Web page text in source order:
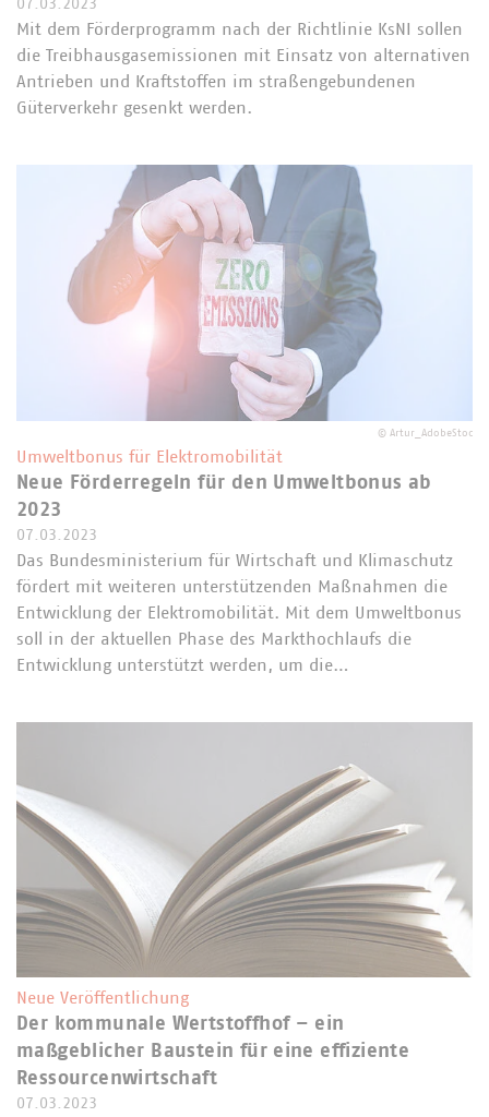
07.03.2023
Mit dem Förderprogramm nach der Richtlinie KsNI sollen
die Treibhausgasemissionen mit Einsatz von alternativen
Antrieben und Kraftstoffen im straßengebundenen
Güterverkehr gesenkt werden.
© Artur_AdobeStoc
Umweltbonus für Elektromobilität
Neue Förderregeln für den Umweltbonus ab
2023
07.03.2023
Das Bundesministerium für Wirtschaft und Klimaschutz
fördert mit weiteren unterstützenden Maßnahmen die
Entwicklung der Elektromobilität. Mit dem Umweltbonus
soll in der aktuellen Phase des Markthochlaufs die
Entwicklung unterstützt werden, um die…
Neue Veröffentlichung
Der kommunale Wertstoffhof – ein
maßgeblicher Baustein für eine effiziente
Ressourcenwirtschaft
07.03.2023